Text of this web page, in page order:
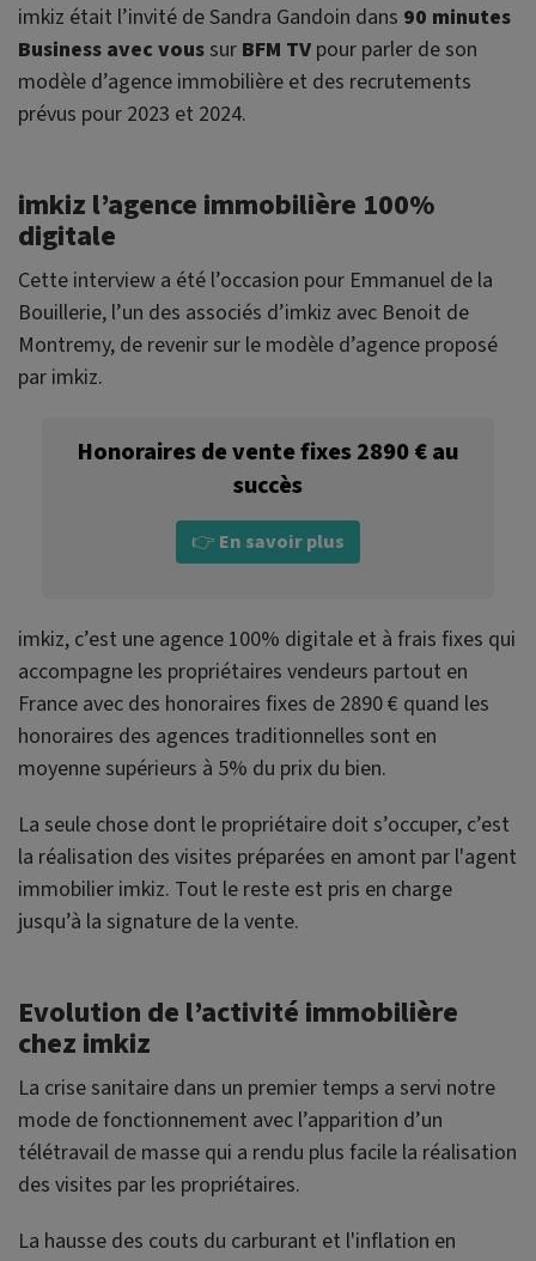
imkiz était l’invité de Sandra Gandoin dans 90 minutes
Business avec voussur BFM TV pour parler de son
modèle d’agence immobilière et des recrutements
prévus pour 2023 et 2024.
imkiz l’agence immobilière 100%
digitale
Cette interview a été l’occasion pour Emmanuel de la
Bouillerie, l’un des associés d’imkiz avec Benoit de
Montremy, de revenir sur le modèle d’agence proposé
par imkiz.
Honoraires de vente fixes 2890 € au
succès
👉 En savoir plus
imkiz, c’est une agence 100% digitale et à frais fixes qui
accompagne les propriétaires vendeurs partout en
France avec des honoraires fixes de 2890 € quand les
honoraires des agences traditionnelles sont en
moyenne supérieurs à 5% du prix du bien.
La seule chose dont le propriétaire doit s’occuper, c’est
la réalisation des visites préparées en amont par l'agent
immobilier imkiz. Tout le reste est pris en charge
jusqu’à la signature de la vente.
Evolution de l’activité immobilière
chez imkiz
La crise sanitaire dans un premier temps a servi notre
mode de fonctionnement avec l’apparition d’un
télétravail de masse qui a rendu plus facile la réalisation
des visites par les propriétaires.
La hausse des couts du carburant et l'inflation en